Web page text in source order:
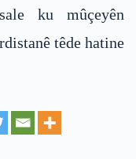
ku mûçeyên
têde hatine